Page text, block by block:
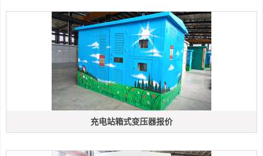
充电站箱式变压器报价